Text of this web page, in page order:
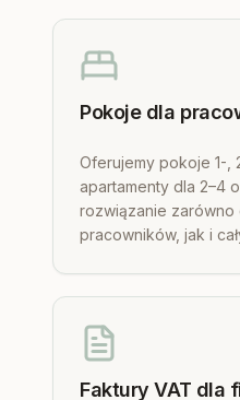
Pokoje dla
Oferujemy pokoje 1-,
apartamenty dla 2–4
rozwiązanie
pracowników, jak i
Faktury VAT dla